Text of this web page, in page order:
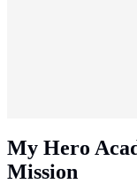
My Hero
Mission